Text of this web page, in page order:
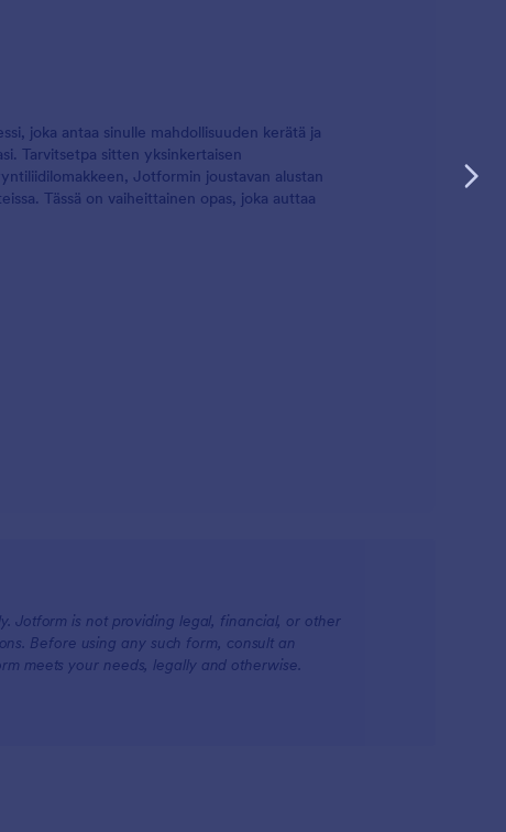
joka antaa sinulle mahdollisuuden kerätä ja
Tarvitsetpa sitten yksinkertaisen
Jotformin joustavan alustan
Tässä on vaiheittainen opas, joka auttaa
Jotform is not providing legal, financial, or other
Before using any such form, consult an
meets your needs, legally and otherwise.